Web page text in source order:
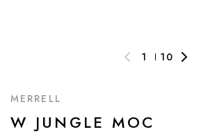
1 10
MERRELL
W JUNGLE MOC